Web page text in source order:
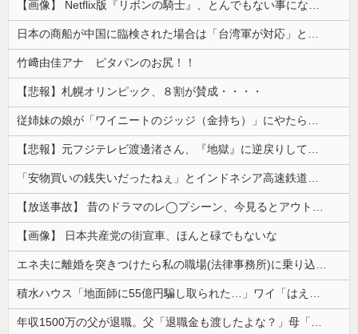
竹﨑由佳アナ ピタパンのお尻！！
【悲報】札幌オリンピック、８割が賛成・・・・
【画像】 日本共産党の街宣車、ほんと碌でもないな